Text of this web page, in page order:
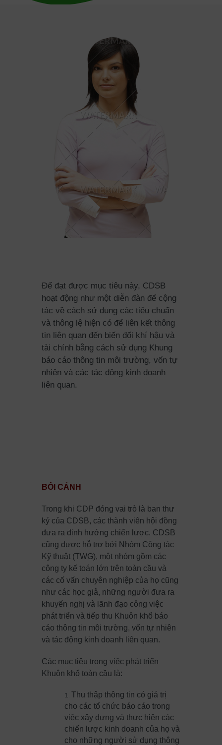
Để đạt được mục tiêu này, CDSB
hoạt động như một diễn đàn để cộng
tác về cách sử dụng các tiêu chuẩn
và thông lệ hiện có để liên kết thông
tin liên quan đến biến đổi khí hậu và
tài chính bằng cách sử dụng Khung
báo cáo thông tin môi trường, vốn tự
nhiên và các tác động kinh doanh
liên quan.
BỐI CẢNH
Trong khi CDP đóng vai trò là ban thư
ký của CDSB, các thành viên hội đồng
đưa ra định hướng chiến lược. CDSB
cũng được hỗ trợ bởi Nhóm Công tác
Kỹ thuật (TWG), một nhóm gồm các
công ty kế toán lớn trên toàn cầu và
các cố vấn chuyên nghiệp của họ cũng
như các học giả, những người đưa ra
khuyến nghị và lãnh đạo công việc
phát triển và tiếp thu Khuôn khổ báo
cáo thông tin môi trường, vốn tự nhiên
và tác động kinh doanh liên quan.
Các mục tiêu trong việc phát triển
Khuôn khổ toàn cầu là:
Thu thập thông tin có giá trị
cho các tổ chức báo cáo trong
việc xây dựng và thực hiện các
chiến lược kinh doanh của họ và
cho những người sử dụng thông